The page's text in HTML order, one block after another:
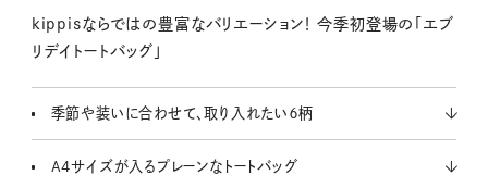
t
kippisならではの豊富なバリエーション！ 今季初登場の「エブ
リデイトートバッグ」
季節や装いに合わせて、取り入れたい６柄
A4サイズが入るプレーンなトートバッグ